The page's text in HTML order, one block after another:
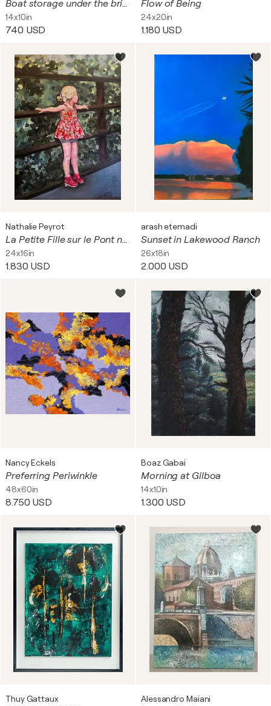
Boat storage under the bridge
14x10in
740 USD
Flow of Being
24x20in
1.180 USD
Nathalie Peyrot
La Petite Fille sur le Pont n°2
24x16in
1.830 USD
arash etemadi
Sunset in Lakewood Ranch
26x18in
2.000 USD
Nancy Eckels
Preferring Periwinkle
48x60in
8.750 USD
Boaz Gabai
Morning at Gilboa
14x10in
1.300 USD
Thuy Gattaux Alessandro Maiani